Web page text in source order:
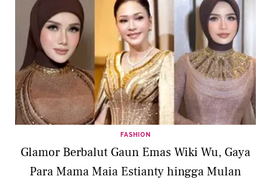
FASHION
Glamor Berbalut Gaun Emas Wiki Wu, Gaya
Para Mama Maia Estianty hingga Mulan